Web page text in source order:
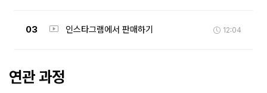
03 인스타그램에서 판매하기 12:04
연관 과정